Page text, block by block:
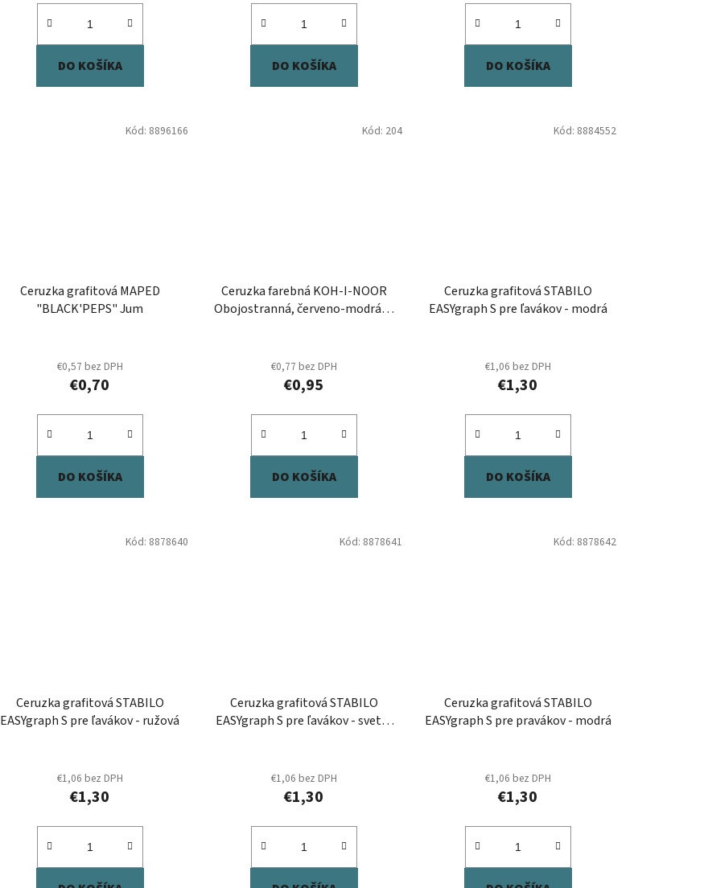
DO KOŠÍKA DO KOŠÍKA DO KOŠÍKA
Ceruzka grafitová MAPED
"BLACK'PEPS" Jum
€0,57 bez DPH
€0,70
DO KOŠÍKA
Kód: 8896166
Ceruzka farebná KOH-I-NOOR
Obojostranná, červeno-modrá, 1
€0,77 bez DPH
€0,95
DO KOŠÍKA
Kód: 204
Ceruzka grafitová STABILO
EASYgraph S pre ľavákov - modrá
€1,06 bez DPH
€1,30
DO KOŠÍKA
Kód: 8884552
Ceruzka grafitová STABILO
EASYgraph S pre ľavákov - ružová
€1,06 bez DPH
€1,30
Kód: 8878640
Ceruzka grafitová STABILO
EASYgraph S pre ľavákov - svetlo
€1,06 bez DPH
€1,30
Kód: 8878641
Ceruzka grafitová STABILO
EASYgraph S pre pravákov - modrá
€1,06 bez DPH
€1,30
Kód: 8878642